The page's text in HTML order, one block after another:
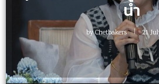
น้ำ
byChetbakers 21